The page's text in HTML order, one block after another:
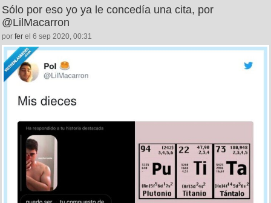
Sólo por eso yo ya le concedía una cita, por
@LilMacarron
por fer el 6 sep 2020, 00:31